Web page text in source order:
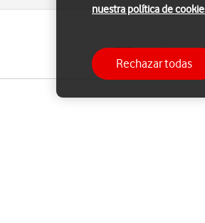
El Bluetooth es
nuestra política de
Rechazar todas